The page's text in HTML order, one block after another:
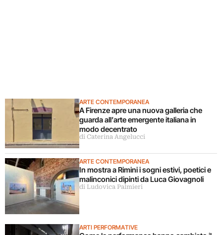
ARTE CONTEMPORANEA
A Firenze apre una nuova galleria che
guarda all’arte emergente italiana in
modo decentrato
di Caterina Angelucci
ARTE CONTEMPORANEA
In mostra a Rimini i sogni estivi, poetici e
malinconici dipinti da Luca Giovagnoli
di Ludovica Palmieri
ARTI PERFORMATIVE